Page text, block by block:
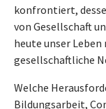
konfrontiert,
von Gesellschaft
heute unser
gesellschaftliche
Welche
Bildungsarbeit,